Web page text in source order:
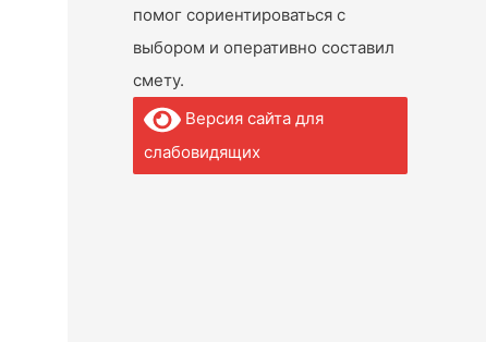
помог сориентироваться с
выбором и оперативно составил
смету.
Версия сайта для
слабовидящих